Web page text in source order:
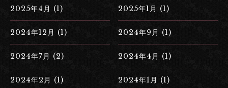
2025年4月 (1) 2025年1月 (1)
2024年12月 (1) 2024年9月 (1)
2024年7月 (2) 2024年4月 (1)
2024年2月 (1) 2024年1月 (1)